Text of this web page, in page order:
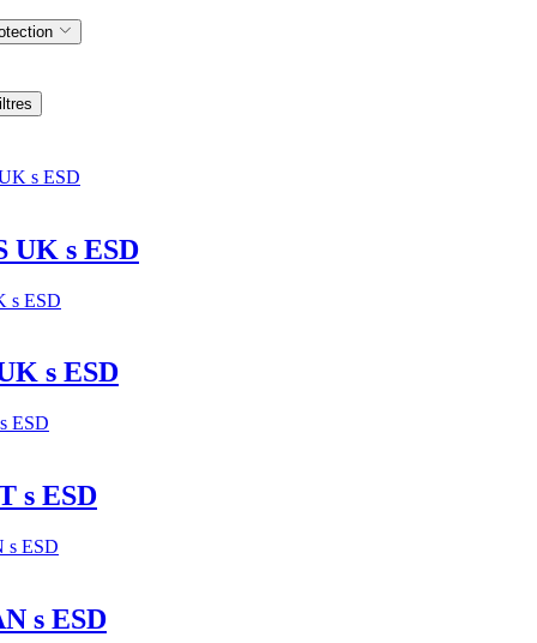
UK s ESD
s ESD
s ESD
s ESD